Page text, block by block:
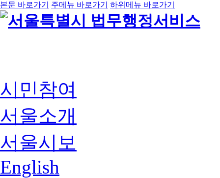
본문 바로가기 주메뉴 바로가기 하위메뉴 바로가기
시민참여
서울소개
서울시보
English